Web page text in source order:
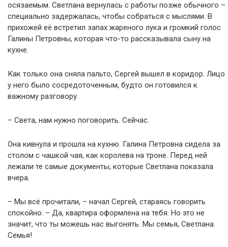
осязаемым. Светлана вернулась с работы позже обычного –
специально задержалась, чтобы собраться с мыслями. В
прихожей её встретил запах жареного лука и громкий голос
Галины Петровны, которая что-то рассказывала сыну на
кухне.
Как только она сняла пальто, Сергей вышел в коридор. Лицо
у него было сосредоточенным, будто он готовился к
важному разговору.
– Света, нам нужно поговорить. Сейчас.
Она кивнула и прошла на кухню. Галина Петровна сидела за
столом с чашкой чая, как королева на троне. Перед ней
лежали те самые документы, которые Светлана показала
вчера.
– Мы всё прочитали, – начал Сергей, стараясь говорить
спокойно. – Да, квартира оформлена на тебя. Но это не
значит, что ты можешь нас выгонять. Мы семья, Светлана.
Семья!